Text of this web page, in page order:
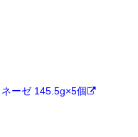
ーゼ 145.5g×5個